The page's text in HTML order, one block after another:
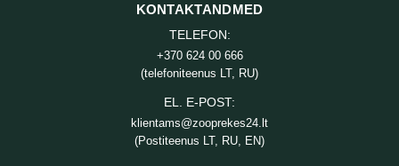
KONTAKTANDMED
TELEFON:
+370 624 00 666
(telefoniteenus LT, RU)
EL. E-POST:
klientams@zooprekes24.lt
(Postiteenus LT, RU, EN)